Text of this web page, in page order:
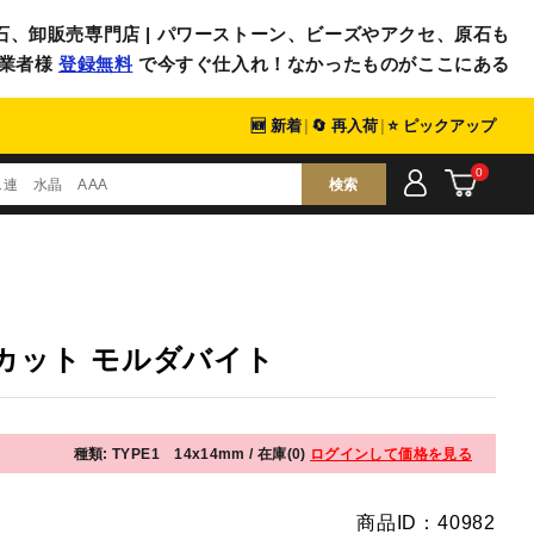
、卸販売専門店 | パワーストーン、ビーズやアクセ、原石も
者様 登録無料で今すぐ仕入れ！なかったものがここにある
🆕 新着 🔄 再入荷 ⭐ ピックアップ
検索
0
ット モルダバイト
種類: TYPE1 14x14mm / 在庫(0) ログインして価格を見る
商品ID：40982